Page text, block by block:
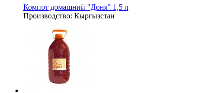
Компот домашний "Доня" 1,5 л
Производство: Кыргызстан